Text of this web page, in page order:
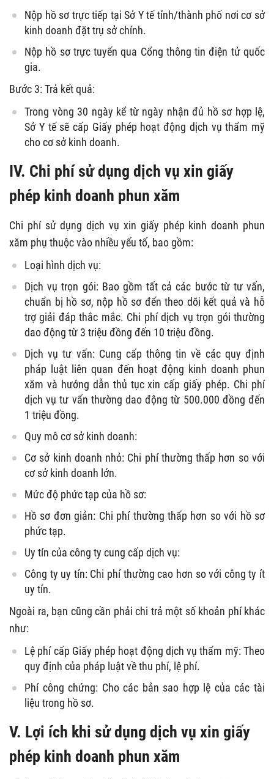
Nộp hồ sơ trực tiếp tại Sở Y tế tỉnh/thành phố nơi cơ sở
kinh doanh đặt trụ sở chính.
Nộp hồ sơ trực tuyến qua Cổng thông tin điện tử quốc
gia.
Bước 3: Trả kết quả:
Trong vòng 30 ngày kể từ ngày nhận đủ hồ sơ hợp lệ,
Sở Y tế sẽ cấp Giấy phép hoạt động dịch vụ thẩm mỹ
cho cơ sở kinh doanh.
IV. Chi phí sử dụng dịch vụ xin giấy
phép kinh doanh phun xăm
Chi phí sử dụng dịch vụ xin giấy phép kinh doanh phun
xăm phụ thuộc vào nhiều yếu tố, bao gồm:
Loại hình dịch vụ:
Dịch vụ trọn gói: Bao gồm tất cả các bước từ tư vấn,
chuẩn bị hồ sơ, nộp hồ sơ đến theo dõi kết quả và hỗ
trợ giải đáp thắc mắc. Chi phí dịch vụ trọn gói thường
dao động từ 3 triệu đồng đến 10 triệu đồng.
Dịch vụ tư vấn: Cung cấp thông tin về các quy định
pháp luật liên quan đến hoạt động kinh doanh phun
xăm và hướng dẫn thủ tục xin cấp giấy phép. Chi phí
dịch vụ tư vấn thường dao động từ 500.000 đồng đến
1 triệu đồng.
Quy mô cơ sở kinh doanh:
Cơ sở kinh doanh nhỏ: Chi phí thường thấp hơn so với
cơ sở kinh doanh lớn.
Mức độ phức tạp của hồ sơ:
Hồ sơ đơn giản: Chi phí thường thấp hơn so với hồ sơ
phức tạp.
Uy tín của công ty cung cấp dịch vụ:
Công ty uy tín: Chi phí thường cao hơn so với công ty ít
uy tín.
Ngoài ra, bạn cũng cần phải chi trả một số khoản phí khác
như:
Lệ phí cấp Giấy phép hoạt động dịch vụ thẩm mỹ: Theo
quy định của pháp luật về thu phí, lệ phí.
Phí công chứng: Cho các bản sao hợp lệ của các tài
liệu trong hồ sơ.
V. Lợi ích khi sử dụng dịch vụ xin giấy
phép kinh doanh phun xăm